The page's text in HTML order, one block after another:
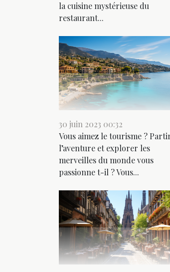
la cuisine mystérieuse du
restaurant...
30 juin 2023 00:32
Vous aimez le tourisme ?
l’aventure et explorer les
merveilles du monde vous
passionne t-il ? Vous...